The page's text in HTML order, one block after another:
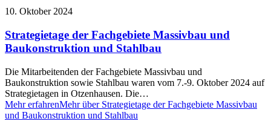
10. Oktober 2024
Strategietage der Fachgebiete Massivbau und
Baukonstruktion und Stahlbau
Die Mitarbeitenden der Fachgebiete Massivbau und
Baukonstruktion sowie Stahlbau waren vom 7.-9. Oktober 2024 auf
Strategietagen in Otzenhausen. Die…
Mehr erfahrenMehr über Strategietage der Fachgebiete Massivbau
und Baukonstruktion und Stahlbau